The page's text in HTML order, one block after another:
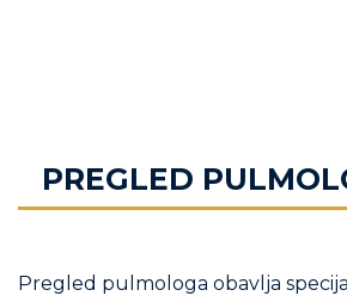
PREGLED
Pregled pulmologa obavlja